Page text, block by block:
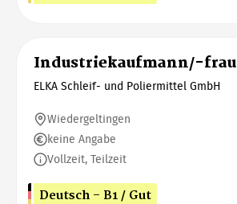
Industriekaufmann/-frau
ELKA Schleif- und Poliermittel GmbH
Wiedergeltingen
keine Angabe
Vollzeit, Teilzeit
Deutsch - B1 / Gut